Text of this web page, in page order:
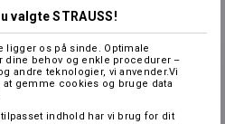
valgte STRAUSS!
ligger os på sinde. Optimale
behov og enkle procedurer –
andre teknologier, vi anvender.Vi
gemme cookies og bruge data
indhold har vi brug for dit